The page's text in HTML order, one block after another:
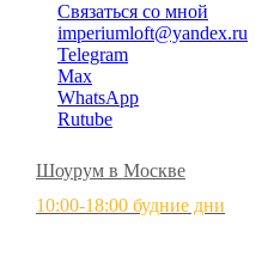
Связаться со мной
imperiumloft@yandex.ru
Telegram
Max
WhatsApp
Rutube
Шоурум в Москве
10:00-18:00 будние дни